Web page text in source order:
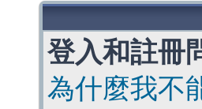
登入和註冊
為什麼我不